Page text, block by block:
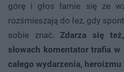
górę i głos łamie się ze
rozśmieszają do łez, gdy
sobie znać. Zdarza się
słowach komentator trafia
całego wydarzenia,